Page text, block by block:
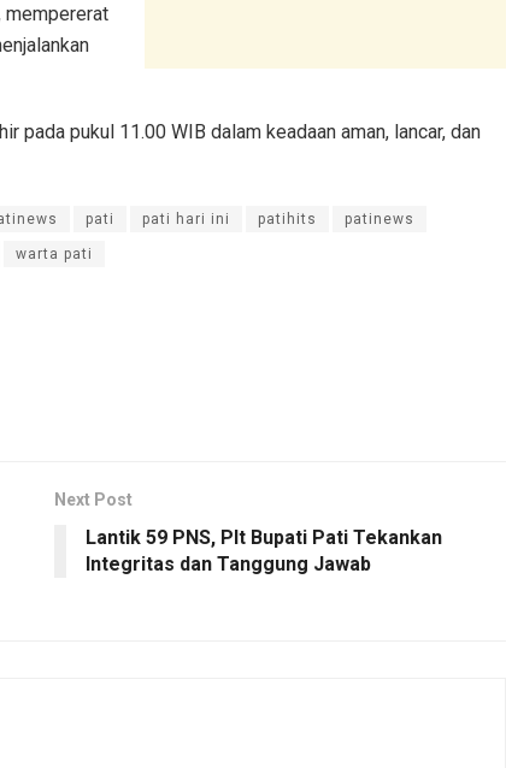
mempererat
pada pukul 11.00 WIB dalam keadaan aman, lancar, dan
pati pati hari ini patihits patinews
warta pati
Next Post
Lantik 59 PNS, Plt Bupati Pati Tekankan
Integritas dan Tanggung Jawab